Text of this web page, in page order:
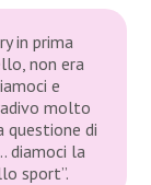
in prima
non era
e
molto
questione di
diamoci la
sport”.